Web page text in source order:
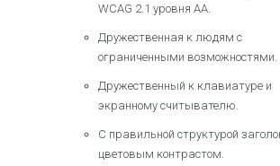
WCAG 2.1 уровня AA.
Дружественная к людям с
ограниченными возможностями.
Дружественный к клавиатуре и
экранному считывателю.
С правильной структурой
цветовым контрастом.